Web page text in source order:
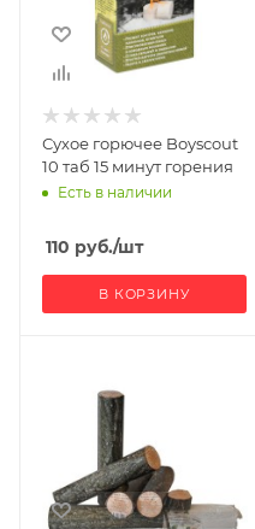
Сухое горючее Boyscout
10 таб 15 минут горения
Есть в наличии
110 руб./шт
В КОРЗИНУ